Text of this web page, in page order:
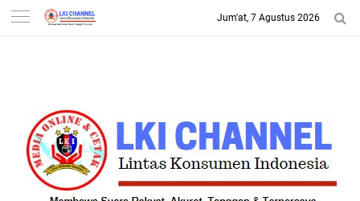
-->
Jum'at, 7 Agustus 2026